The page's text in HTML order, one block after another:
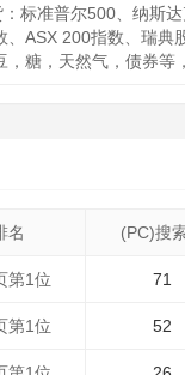
标准普尔500、纳斯
、ASX 200指数、瑞典
，糖，天然气，债券等
名 (PC)搜
第1位 71
第1位 52